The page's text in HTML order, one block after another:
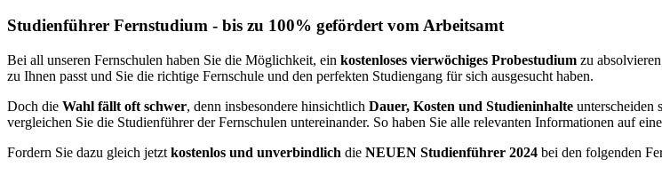
Studienführer Fernstudium - bis zu 100% gefördert vom Arbeitsamt
Bei all unseren Fernschulen haben Sie die Möglichkeit, ein kostenloses vierwöchiges Probestudium zu
zu Ihnen passt und Sie die richtige Fernschule und den perfekten Studiengang für sich ausgesucht haben.
Doch die Wahl fällt oft schwer, denn insbesondere hinsichtlich Dauer, Kosten und Studieninhalte unterscheiden
vergleichen Sie die Studienführer der Fernschulen untereinander. So haben Sie alle relevanten Informationen auf
Fordern Sie dazu gleich jetzt kostenlos und unverbindlich die NEUEN Studienführer 2024 bei den folgenden